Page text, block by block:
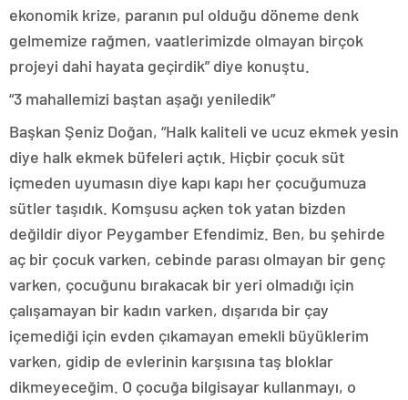
ekonomik krize, paranın pul olduğu döneme denk
gelmemize rağmen, vaatlerimizde olmayan birçok
projeyi dahi hayata geçirdik” diye konuştu.
“3 mahallemizi baştan aşağı yeniledik”
Başkan Şeniz Doğan, “Halk kaliteli ve ucuz ekmek yesin
diye halk ekmek büfeleri açtık. Hiçbir çocuk süt
içmeden uyumasın diye kapı kapı her çocuğumuza
sütler taşıdık. Komşusu açken tok yatan bizden
değildir diyor Peygamber Efendimiz. Ben, bu şehirde
aç bir çocuk varken, cebinde parası olmayan bir genç
varken, çocuğunu bırakacak bir yeri olmadığı için
çalışamayan bir kadın varken, dışarıda bir çay
içemediği için evden çıkamayan emekli büyüklerim
varken, gidip de evlerinin karşısına taş bloklar
dikmeyeceğim. O çocuğa bilgisayar kullanmayı, o